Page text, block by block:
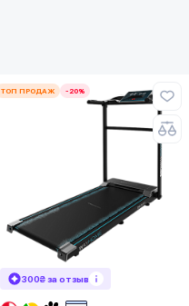
ТОП ПРОДАЖ -20%
300₴ за отзыв